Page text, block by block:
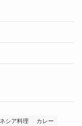
シア料理
カレー